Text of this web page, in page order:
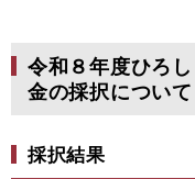
令和８年度ひろ
金の採択について
採択結果